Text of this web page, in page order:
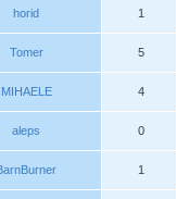
horid 1
Tomer 5
MIHAELE 4
aleps 0
1